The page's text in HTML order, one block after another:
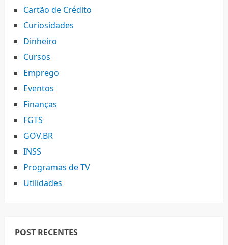
Cartão de Crédito
Curiosidades
Dinheiro
Cursos
Emprego
Eventos
Finanças
FGTS
GOV.BR
INSS
Programas de TV
Utilidades
POST RECENTES